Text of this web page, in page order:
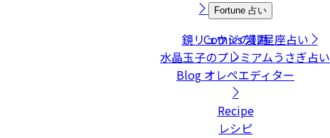
Fortune 占い
鏡リュウジの12星座占い
水晶玉子のプレミアムうさぎ占い
Comics漫画
Blog オレペエディター
Recipe
レシピ